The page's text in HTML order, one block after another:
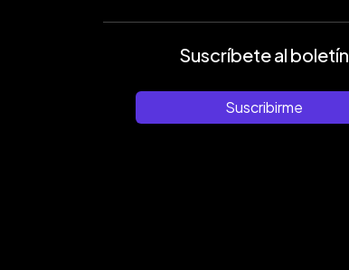
Suscríbete al boletín
Suscribirme